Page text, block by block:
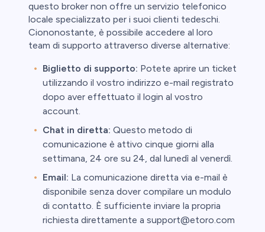
questo broker non offre un servizio telefonico
locale specializzato per i suoi clienti tedeschi.
Ciononostante, è possibile accedere al loro
team di supporto attraverso diverse alternative:
Biglietto di supporto: Potete aprire un ticket
utilizzando il vostro indirizzo e-mail registrato
dopo aver effettuato il login al vostro
account.
Chat in diretta: Questo metodo di
comunicazione è attivo cinque giorni alla
settimana, 24 ore su 24, dal lunedì al venerdì.
Email: La comunicazione diretta via e-mail è
disponibile senza dover compilare un modulo
di contatto. È sufficiente inviare la propria
richiesta direttamente a support@etoro.com